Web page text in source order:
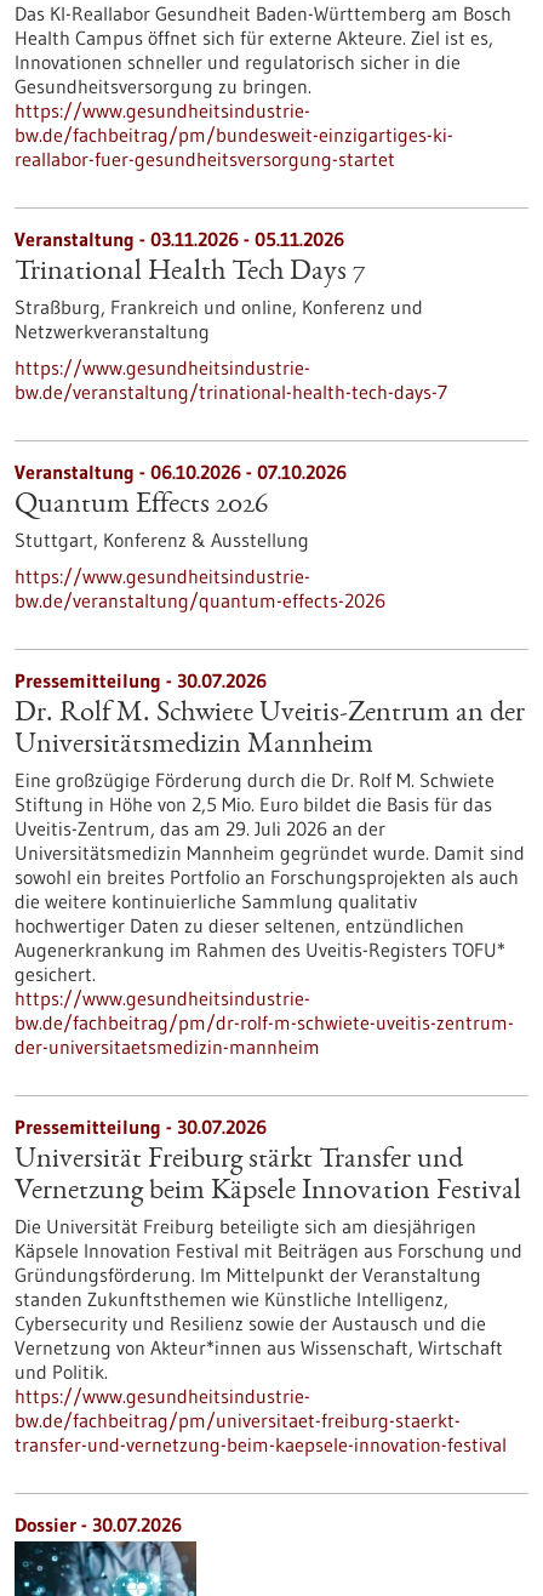
Das KI-Reallabor Gesundheit Baden-Württemberg am Bosch
Health Campus öffnet sich für externe Akteure. Ziel ist es,
Innovationen schneller und regulatorisch sicher in die
Gesundheitsversorgung zu bringen.
https://www.gesundheitsindustrie-
bw.de/fachbeitrag/pm/bundesweit-einzigartiges-ki-
reallabor-fuer-gesundheitsversorgung-startet
Veranstaltung - 03.11.2026 - 05.11.2026
Trinational Health Tech Days 7
Straßburg, Frankreich und online, Konferenz und
Netzwerkveranstaltung
https://www.gesundheitsindustrie-
bw.de/veranstaltung/trinational-health-tech-days-7
Veranstaltung - 06.10.2026 - 07.10.2026
Quantum Effects 2026
Stuttgart, Konferenz & Ausstellung
https://www.gesundheitsindustrie-
bw.de/veranstaltung/quantum-effects-2026
Pressemitteilung - 30.07.2026
Dr. Rolf M. Schwiete Uveitis-Zentrum an der
Universitätsmedizin Mannheim
Eine großzügige Förderung durch die Dr. Rolf M. Schwiete
Stiftung in Höhe von 2,5 Mio. Euro bildet die Basis für das
Uveitis-Zentrum, das am 29. Juli 2026 an der
Universitätsmedizin Mannheim gegründet wurde. Damit sind
sowohl ein breites Portfolio an Forschungsprojekten als auch
die weitere kontinuierliche Sammlung qualitativ
hochwertiger Daten zu dieser seltenen, entzündlichen
Augenerkrankung im Rahmen des Uveitis-Registers TOFU*
gesichert.
https://www.gesundheitsindustrie-
bw.de/fachbeitrag/pm/dr-rolf-m-schwiete-uveitis-zentrum-
der-universitaetsmedizin-mannheim
Pressemitteilung - 30.07.2026
Universität Freiburg stärkt Transfer und
Vernetzung beim Käpsele Innovation Festival
Die Universität Freiburg beteiligte sich am diesjährigen
Käpsele Innovation Festival mit Beiträgen aus Forschung und
Gründungsförderung. Im Mittelpunkt der Veranstaltung
standen Zukunftsthemen wie Künstliche Intelligenz,
Cybersecurity und Resilienz sowie der Austausch und die
Vernetzung von Akteur*innen aus Wissenschaft, Wirtschaft
und Politik.
https://www.gesundheitsindustrie-
bw.de/fachbeitrag/pm/universitaet-freiburg-staerkt-
transfer-und-vernetzung-beim-kaepsele-innovation-festival
Dossier - 30.07.2026